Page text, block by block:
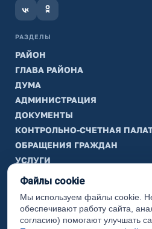
РАЗДЕЛЫ
РАЙОН
ГЛАВА РАЙОНА
ДУМА
АДМИНИСТРАЦИЯ
ДОКУМЕНТЫ
КОНТРОЛЬНО-СЧЕТНАЯ
ОБРАЩЕНИЯ ГРАЖДАН
УСЛУГИ
ТИК
ИНФОРМАЦИЯ
Законодательная карта
Файлы cookie
Мы используем файлы cookie.
обеспечивают работу сайта,
согласию) помогают улучшать